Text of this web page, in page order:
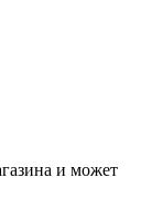
и может